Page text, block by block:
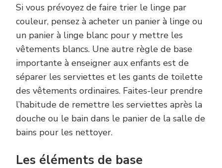
Si vous prévoyez de faire trier le linge par
couleur, pensez à acheter un panier à linge ou
un panier à linge blanc pour y mettre les
vêtements blancs. Une autre règle de base
importante à enseigner aux enfants est de
séparer les serviettes et les gants de toilette
des vêtements ordinaires. Faites-leur prendre
l’habitude de remettre les serviettes après la
douche ou le bain dans le panier de la salle de
bains pour les nettoyer.
Les éléments de base